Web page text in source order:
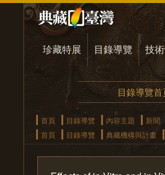
珍藏特展 目錄導覽 技
目錄導覽首
首頁 目錄導覽 內容主題 新聞
首頁
目錄導覽 典藏機構與計畫